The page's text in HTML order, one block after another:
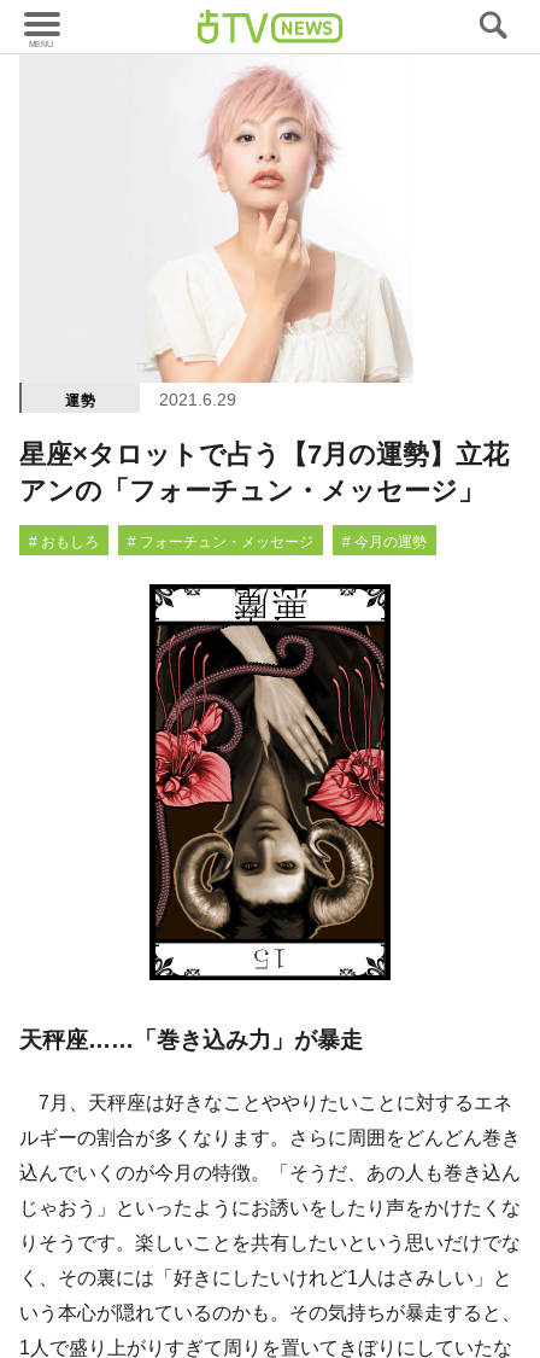
運勢 2021.6.29
星座×タロットで占う【7月の運勢】立花
アンの「フォーチュン・メッセージ」
# おもしろ # フォーチュン・メッセージ # 今月の運勢
天秤座……「巻き込み力」が暴走
7月、天秤座は好きなことややりたいことに対するエネ
ルギーの割合が多くなります。さらに周囲をどんどん巻き
込んでいくのが今月の特徴。「そうだ、あの人も巻き込ん
じゃおう」といったようにお誘いをしたり声をかけたくな
りそうです。楽しいことを共有したいという思いだけでな
く、その裏には「好きにしたいけれど1人はさみしい」と
いう本心が隠れているのかも。その気持ちが暴走すると、
1人で盛り上がりすぎて周りを置いてきぼりにしていたな